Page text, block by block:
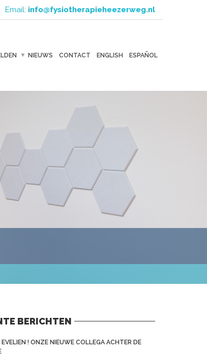
Email: info@fysiotherapieheezerweg.nl
NIEUWS CONTACT ENGLISH ESPAÑOL
BERICHTEN
! ONZE NIEUWE COLLEGA ACHTER DE